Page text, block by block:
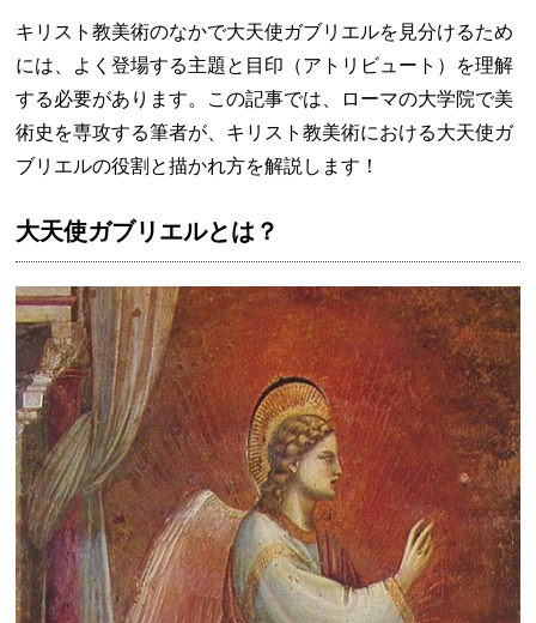
キリスト教美術のなかで大天使ガブリエルを見分けるため
には、よく登場する主題と目印（アトリビュート）を理解
する必要があります。この記事では、ローマの大学院で美
術史を専攻する筆者が、キリスト教美術における大天使ガ
ブリエルの役割と描かれ方を解説します！
大天使ガブリエルとは？